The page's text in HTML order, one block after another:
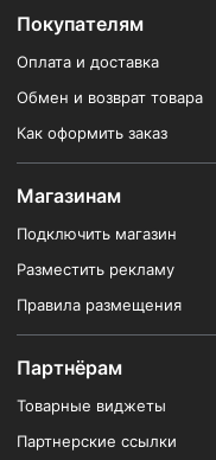
Покупателям
Оплата и доставка
Обмен и возврат товара
Как оформить заказ
Магазинам
Подключить магазин
Разместить рекламу
Правила размещения
Партнёрам
Товарные виджеты
Партнерские ссылки